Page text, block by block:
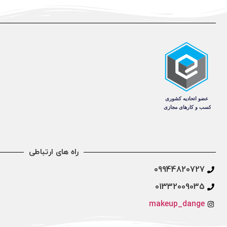
راه های ارتباطی
09944820727
01332009035
makeup_dange